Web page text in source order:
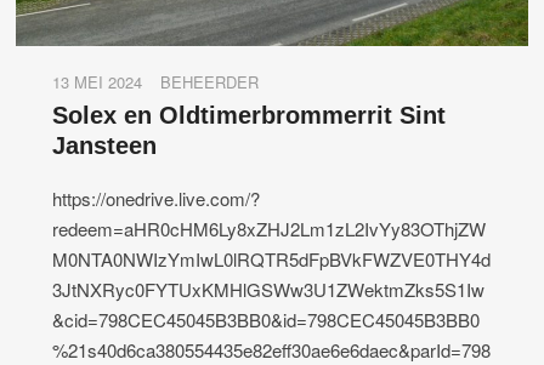
13 MEI 2024 BEHEERDER
Solex en Oldtimerbrommerrit Sint
Jansteen
https://onedrive.live.com/?
redeem=aHR0cHM6Ly8xZHJ2Lm1zL2IvYy83OThjZW
M0NTA0NWIzYmIwL0lRQTR5dFpBVkFWZVE0THY4d
3JtNXRyc0FYTUxKMHlGSWw3U1ZWektmZks5S1Iw
&cid=798CEC45045B3BB0&id=798CEC45045B3BB0
%21s40d6ca380554435e82eff30ae6e6daec&parId=798